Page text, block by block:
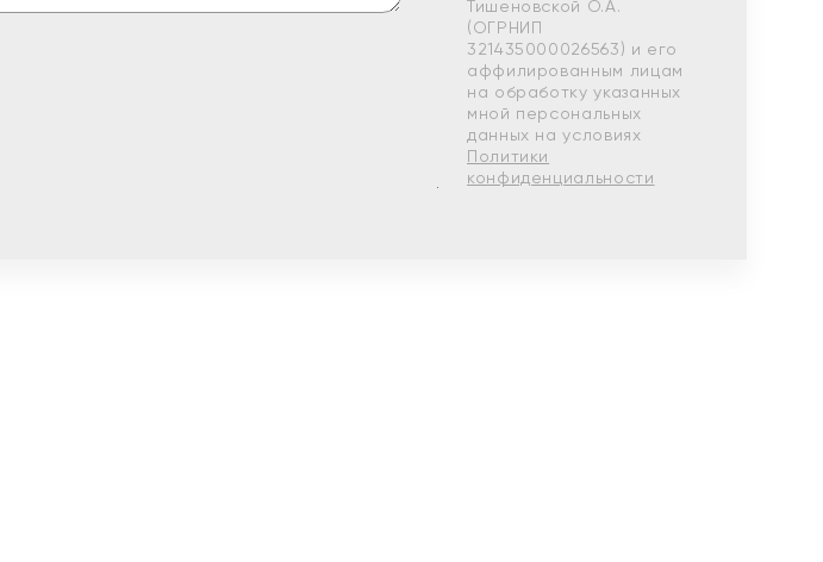
Тишеновской О.А.
(ОГРНИП
321435000026563) и его
аффилированным лицам
на обработку указанных
мной персональных
данных на условиях
Политики
конфиденциальности